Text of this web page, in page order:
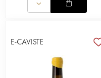
E-CAVISTE